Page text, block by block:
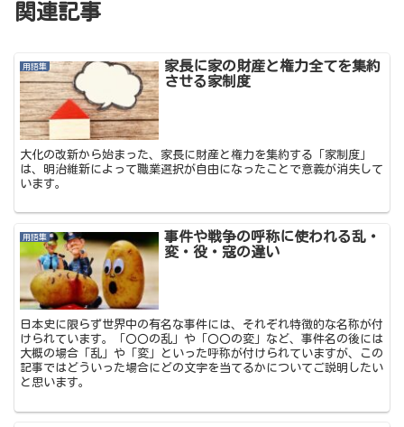
関連記事
用語集
家長に家の財産と権力全てを集約
させる家制度
大化の改新から始まった、家長に財産と権力を集約する「家制度」
は、明治維新によって職業選択が自由になったことで意義が消失して
います。
用語集
事件や戦争の呼称に使われる乱・
変・役・寇の違い
日本史に限らず世界中の有名な事件には、それぞれ特徴的な名称が付
けられています。「〇〇の乱」や「〇〇の変」など、事件名の後には
大概の場合「乱」や「変」といった呼称が付けられていますが、この
記事ではどういった場合にどの文字を当てるかについてご説明したい
と思います。